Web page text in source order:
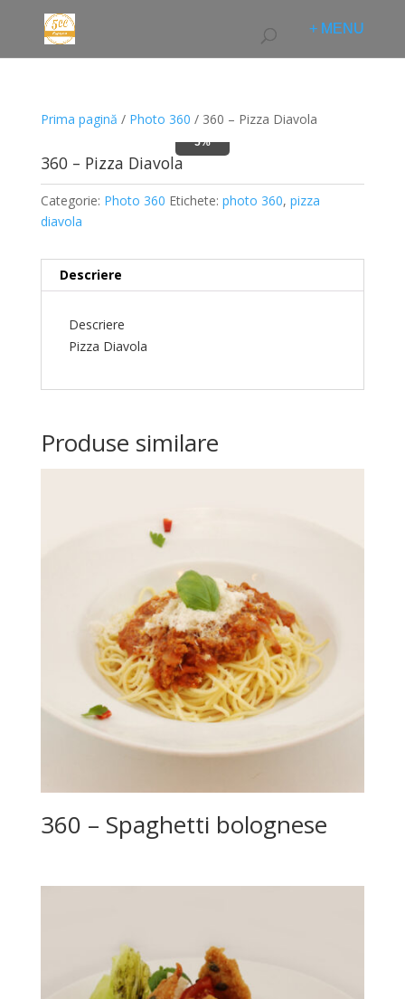
Prima pagină / Photo 360 / 360 – Pizza Diavola
5%
360 – Pizza Diavola
Categorie: Photo 360 Etichete: photo 360, pizza
diavola
Descriere
Descriere
Pizza Diavola
Produse similare
360 – Spaghetti bolognese